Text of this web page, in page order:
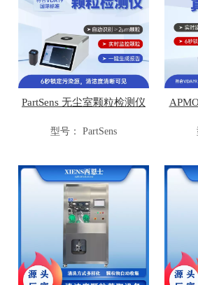
PartSens 无尘室颗粒检测仪
型号： PartSens